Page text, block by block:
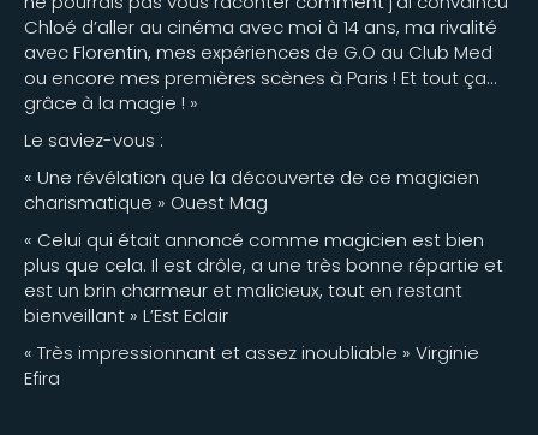
Chloé d’aller au cinéma avec moi à 14 ans, ma rivalité
avec Florentin, mes expériences de G.O au Club Med
ou encore mes premières scènes à Paris ! Et tout ça…
grâce à la magie ! »
Le saviez-vous :
« Une révélation que la découverte de ce magicien
charismatique » Ouest Mag
« Celui qui était annoncé comme magicien est bien
plus que cela. Il est drôle, a une très bonne répartie et
est un brin charmeur et malicieux, tout en restant
bienveillant » L’Est Eclair
« Très impressionnant et assez inoubliable » Virginie
Efira